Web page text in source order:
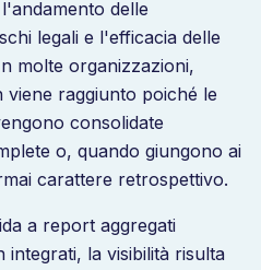
delle
legali e l'efficacia delle
molte organizzazioni,
raggiunto poiché le
consolidate
o, quando giungono ai
carattere retrospettivo.
a report aggregati
integrati, la visibilità risulta